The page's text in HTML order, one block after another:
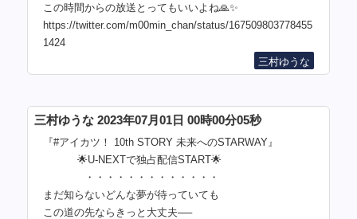
この時間からの放送とってもいいよね🙏✨
https://twitter.com/m00min_chan/status/167509803778455
1424
三村ゆうな
三村ゆうな 2023年07月01日 00時00分05秒
『#アイカツ！ 10th STORY 未来へのSTARWAY』
🌟U-NEXTで独占配信START🌟
・・・・・・・・・・・・・
まだ知らないどんな夢が待っていても
この道の先ならきっと大丈夫──